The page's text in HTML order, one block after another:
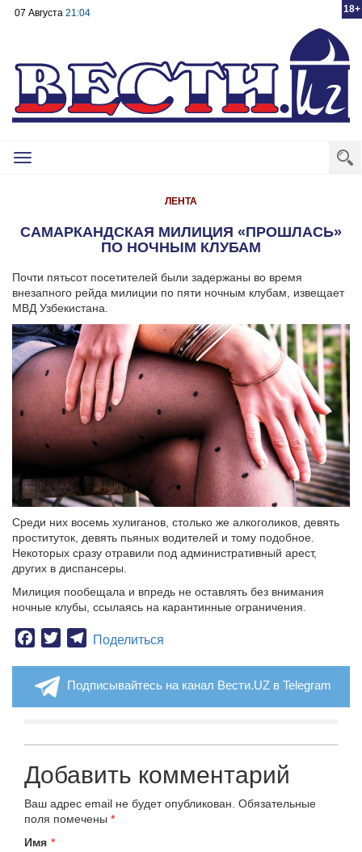
18+
07 Августа 21:04
Toggle
ЛЕНТА
САМАРКАНДСКАЯ МИЛИЦИЯ «ПРОШЛАСЬ»
ПО НОЧНЫМ КЛУБАМ
Почти пятьсот посетителей были задержаны во время
внезапного рейда милиции по пяти ночным клубам, извещает
МВД Узбекистана.
Среди них восемь хулиганов, столько же алкоголиков, девять
проституток, девять пьяных водителей и тому подобное.
Некоторых сразу отравили под административный арест,
других в диспансеры.
Милиция пообещала и впредь не оставлять без внимания
ночные клубы, ссылаясь на карантинные ограничения.
Facebook
TwitterTelegram
Поделиться
Подписывайтесь на канал Вести.UZ в Telegram
Добавить комментарий
Ваш адрес email не будет опубликован. Обязательные
поля помечены *
Имя *